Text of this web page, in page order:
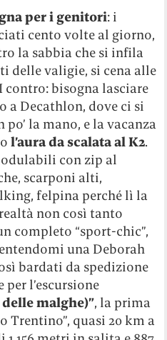
per i genitori: i
cento volte al giorno,
la sabbia che si infila
delle valigie, si cena alle
contro: bisogna lasciare
a Decathlon, dove ci si
la mano, e la vacanza
l’aura da scalata al K2.
con zip al
scarponi alti,
felpina perché lì la
non così tanto
completo “sport-chic”,
una Deborah
bardati da spedizione
l’escursione
malghe)”, la prima
Trentino”, quasi 20 km a